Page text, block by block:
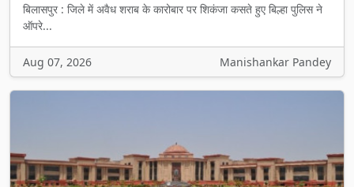
बिलासपुर : जिले में अवैध शराब के कारोबार पर शिकंजा कसते हुए बिल्हा पुलिस ने
ऑपरे...
Aug 07, 2026 Manishankar Pandey